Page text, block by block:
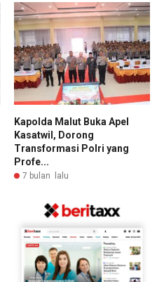
Kapolda Malut Buka Apel
Kasatwil, Dorong
Transformasi Polri yang
Profe...
7 bulan lalu